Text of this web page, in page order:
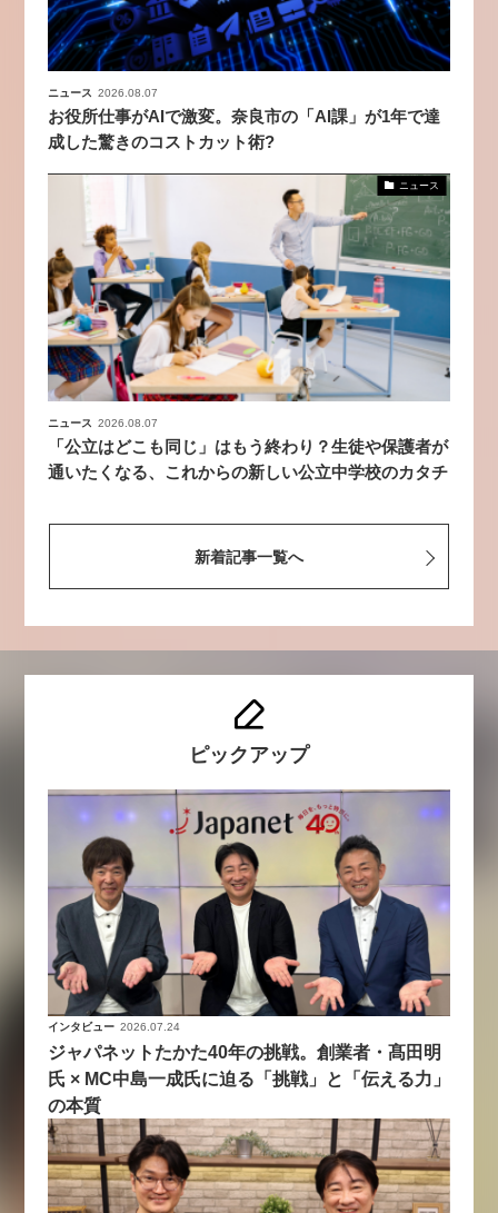
ニュース 2026.08.07
お役所仕事がAIで激変。奈良市の「AI課」が1年で達
成した驚きのコストカット術?
ニュース
ニュース 2026.08.07
「公立はどこも同じ」はもう終わり？生徒や保護者が
通いたくなる、これからの新しい公立中学校のカタチ
新着記事一覧へ
ピックアップ
インタビュー 2026.07.24
ジャパネットたかた40年の挑戦。創業者・髙田明
氏 × MC中島一成氏に迫る「挑戦」と「伝える力」
の本質